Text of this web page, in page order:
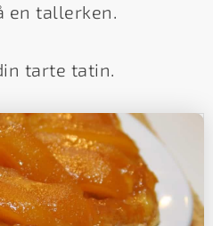
en tallerken.
tarte tatin.